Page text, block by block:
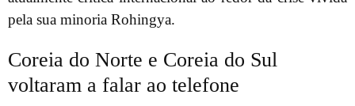
pela sua minoria Rohingya.
Coreia do Norte e Coreia do Sul
voltaram a falar ao telefone